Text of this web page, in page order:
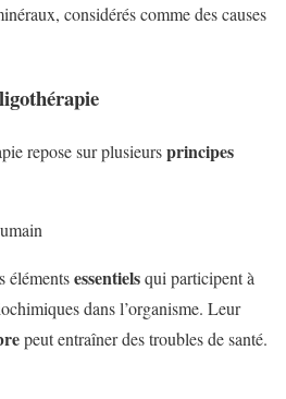
considérés comme des causes
repose sur plusieursprincipes
élémentsessentielsqui participent à
dans l’organisme. Leur
peut entraîner des troubles de santé.